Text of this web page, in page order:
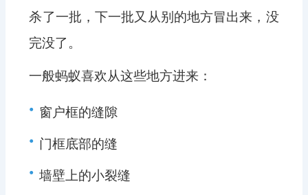
杀了一批，下一批又从别的地方冒出来，没
完没了。
一般蚂蚁喜欢从这些地方进来：
• 窗户框的缝隙
• 门框底部的缝
• 墙壁上的小裂缝